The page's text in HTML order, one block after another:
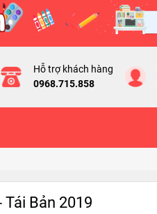
Hỗ trợ khách hàng
0968.715.858
Bản 2019